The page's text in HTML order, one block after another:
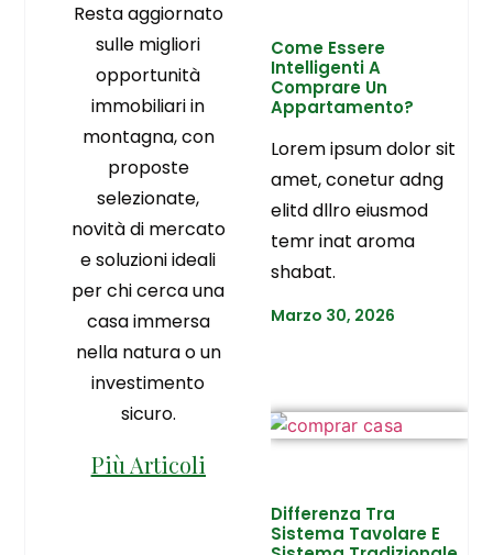
Resta aggiornato
sulle migliori
opportunità
immobiliari in
montagna, con
proposte
selezionate,
novità di mercato
e soluzioni ideali
per chi cerca una
casa immersa
nella natura o un
investimento
sicuro.
Più Articoli
Come Essere
Intelligenti A
Comprare Un
Appartamento?
Lorem ipsum dolor sit
amet, conetur adng
elitd dllro eiusmod
temr inat aroma
shabat.
Marzo 30, 2026
Differenza Tra
Sistema Tavolare E